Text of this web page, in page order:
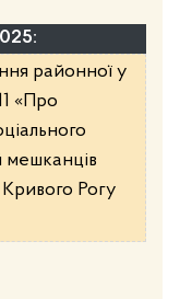
районної у
«Про
мешканців
Рогу